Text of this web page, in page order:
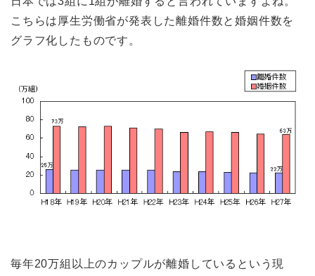
こちらは厚生労働省が発表した離婚件数と婚姻件数を
グラフ化したものです。
毎年20万組以上のカップルが離婚しているという現